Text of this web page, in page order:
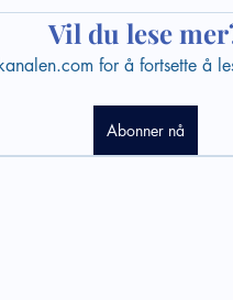
Vil du lese
for å fortsette å
Abonner nå